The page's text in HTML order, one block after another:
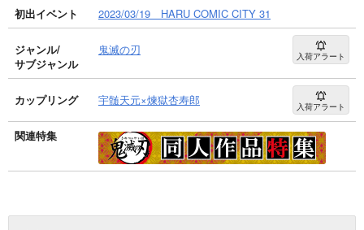
初出イベント
2023/03/19 HARU COMIC CITY 31
ジャンル/
サブジャンル
鬼滅の刃 入荷アラート
カップリング 宇髄天元×煉獄杏寿郎 入荷アラート
関連特集